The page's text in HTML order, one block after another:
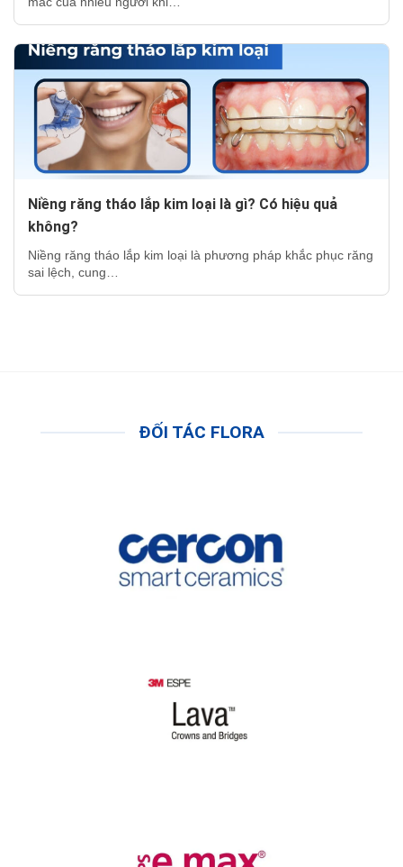
Niềng răng tháo lắp kim loại là gì? Có hiệu quả
không?
Niềng răng tháo lắp kim loại là phương pháp khắc phục răng
sai lệch, cung…
ĐỐI TÁC FLORA